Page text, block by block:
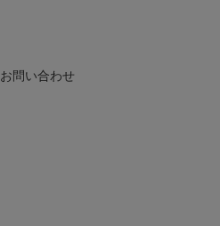
お問い合わせ